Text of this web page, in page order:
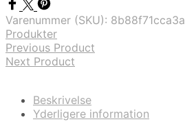
Varenummer (SKU): 8b88f71cca3a
Produkter
Previous Product
Next Product
Beskrivelse
Yderligere information